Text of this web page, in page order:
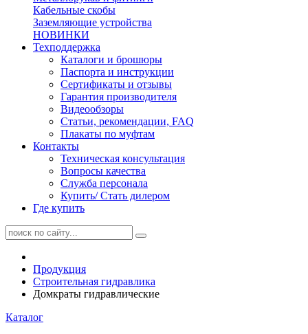
Кабельные скобы
Заземляющие устройства
НОВИНКИ
Техподдержка
Каталоги и брошюры
Паспорта и инструкции
Сертификаты и отзывы
Гарантия производителя
Видеообзоры
Статьи, рекомендации, FAQ
Плакаты по муфтам
Контакты
Техническая консультация
Вопросы качества
Служба персонала
Купить/ Стать дилером
Где купить
Продукция
Строительная гидравлика
Домкраты гидравлические
Каталог